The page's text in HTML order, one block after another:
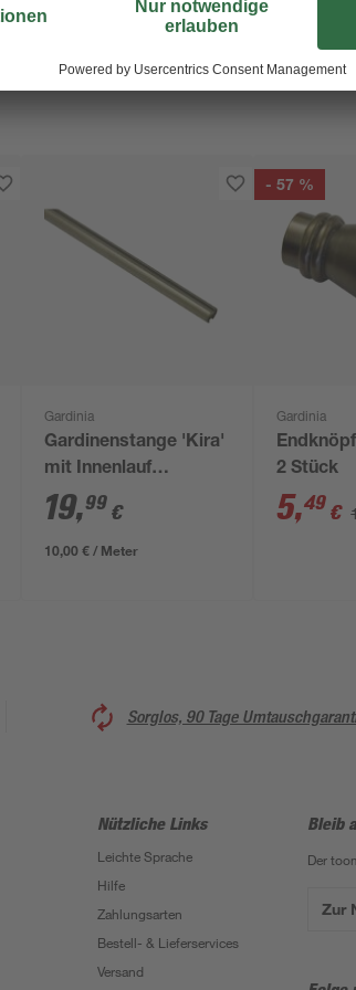
Gardinia
Gardinenstange 'Kira'
mit Innenlauf
champagner 200 cm
19,99 €
10,00 € / Meter
- 57 %
Gardinia
2 Stück
5,49 €
Sorglos, 90 Tage
Nützliche Links
Leichte Sprache
Hilfe
Zahlungsarten
Bestell- & Lieferservices
Versand
Bleib
Der
Zur